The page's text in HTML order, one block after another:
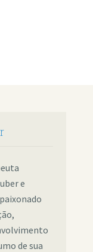
e
de sua